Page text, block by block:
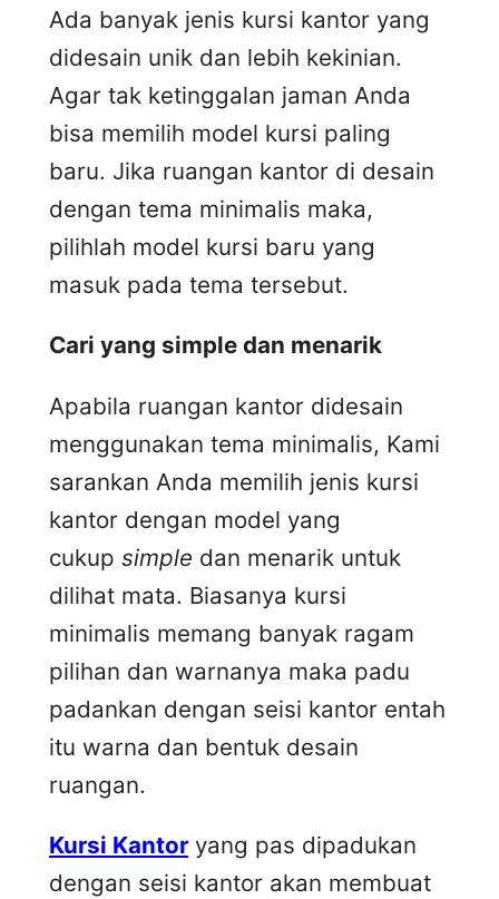
Ada banyak jenis kursi kantor yang
didesain unik dan lebih kekinian.
Agar tak ketinggalan jaman Anda
bisa memilih model kursi paling
baru. Jika ruangan kantor di desain
dengan tema minimalis maka,
pilihlah model kursi baru yang
masuk pada tema tersebut.
Cari yang simple dan menarik
Apabila ruangan kantor didesain
menggunakan tema minimalis, Kami
sarankan Anda memilih jenis kursi
kantor dengan model yang
cukup simple dan menarik untuk
dilihat mata. Biasanya kursi
minimalis memang banyak ragam
pilihan dan warnanya maka padu
padankan dengan seisi kantor entah
itu warna dan bentuk desain
ruangan.
Kursi Kantor yang pas dipadukan
dengan seisi kantor akan membuat